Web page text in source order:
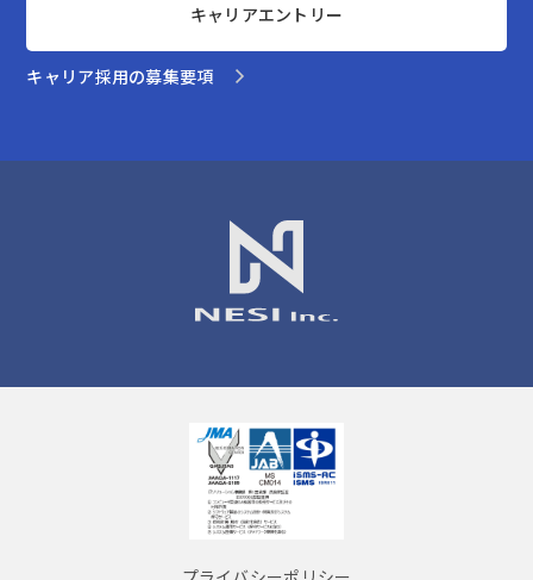
キャリアエントリー
キャリア採用の募集要項